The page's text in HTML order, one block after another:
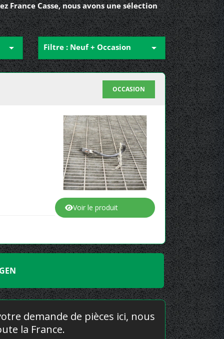
France Casse, nous avons une sélection
 Filtre : Neuf + Occasion 
OCCASION
Voir le produit
demande de pièces ici, nous
la France.